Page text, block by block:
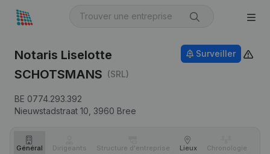
Notaris Liselotte
SCHOTSMANS (SRL)
BE 0774.293.392
Nieuwstadstraat 10, 3960 Bree
Surveiller
Général Dirigeants Structure d'entreprise Lieux Chronologie